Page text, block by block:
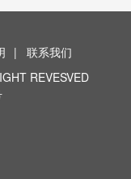
|
联系我们
REVESVED